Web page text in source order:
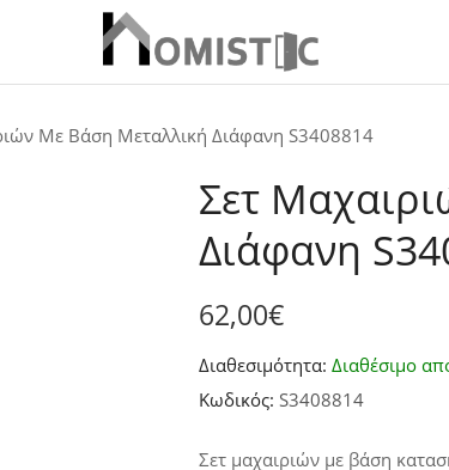
Με Βάση Μεταλλική Διάφανη S3408814
Σετ
Διάφανη
62,00€
Διαθεσιμότητα: Διαθέσιμο
Κωδικός: S3408814
Σετ μαχαιριών με βάση